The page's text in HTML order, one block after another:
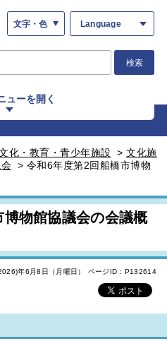
文字・色 Language
検索
ューを開く
化・教育・青少年施設 > 文化施
> 令和6年度第2回船橋市博物
物館協議会の会議概
年6月8日（月曜日） ページID：P132614